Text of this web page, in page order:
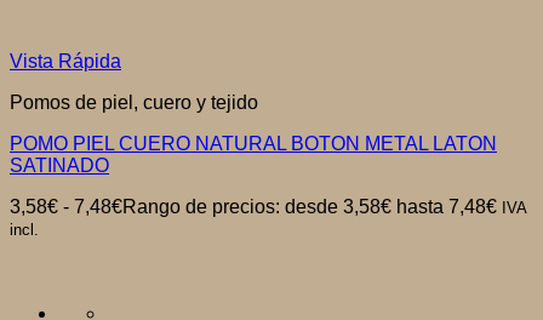
Vista Rápida
Pomos de piel, cuero y tejido
POMO PIEL CUERO NATURAL BOTON METAL LATON
SATINADO
3,58€ - 7,48€Rango de precios: desde 3,58€ hasta 7,48€ IVA
incl.